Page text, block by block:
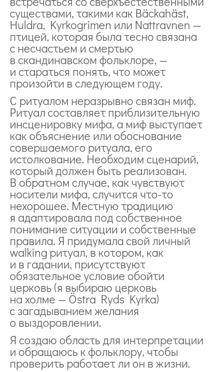
существами, такими как Bäckahäst,
Huldra, Kyrkogrimen или Nattravnen —
птицей, которая была тесно связана
с несчастьем и смертью
в скандинавском фольклоре, —
и стараться понять, что может
произойти в следующем году.
С ритуалом неразрывно связан миф.
Ритуал составляет приблизительную
инсценировку мифа, а миф выступает
как объяснение или обоснование
совершаемого ритуала, его
истолкование. Необходим сценарий,
который должен быть реализован.
В обратном случае, как чувствуют
носители мифа, случится что-то
нехорошее. Местную традицию
я адаптировала под собственное
понимание ситуации и собственные
правила. Я придумала свой личный
walking ритуал, в котором, как
и в гадании, присутствуют
обязательное условие обойти
церковь (я выбираю церковь
на холме — Östra Ryds Kyrka)
с загадыванием желания
о выздоровлении.
Я создаю область для интерпретации
и обращаюсь к фольклору, чтобы
проверить работает ли он в жизни.